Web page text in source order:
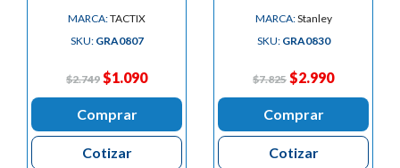
MARCA:TACTIX
SKU: GRA0807
$2.749 $1.090
Comprar
Cotizar
MARCA:Stanley
SKU: GRA0830
$7.825 $2.990
Comprar
Cotizar